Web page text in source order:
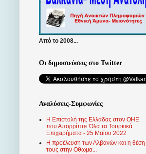
Από το 2008...
Οι δημοσιεύσεις στο Twitter
Αναλύσεις-Συμφωνίες
Η Επιστολή της Ελλάδας στον ΟΗΕ
που Απορρίπτει Όλα τα Τουρκικά
Επιχειρήματα - 25 Μαΐου 2022
Η προέλευση των Αλβανών και η θέση
τους στην Οθωμα...